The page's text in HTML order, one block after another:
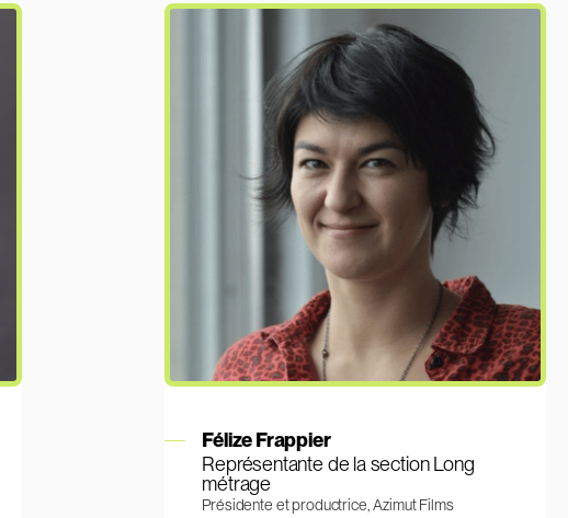
Félize Frappier
Représentante de la section Long
métrage
Présidente et productrice, Azimut Films